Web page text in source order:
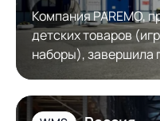
Компания PAREMO,
детских товаров
наборы), завершила
системы
Основной задачей
процессов для